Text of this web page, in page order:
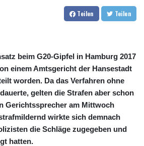
CUC 1.155801
CUP 30.628717
DKK 7.47562
DOP 67.269666
DZD 152.922776
EGP 57.293846
ERN 17.33701
ETB 185.995679
FJD 2.552644
FKP 0.857003
Teilen Teilen
beim G20-Gipfel in Hamburg 2017
einem Amtsgericht der Hansestadt
worden. Da das Verfahren ohne
gelten die Strafen aber schon
Gerichtssprecher am Mittwoch
wirkte sich demnach
die Schläge zugegeben und
hatten.